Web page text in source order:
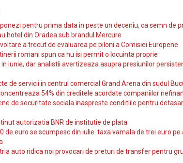
pentru prima data in peste un deceniu, ca semn de
hotel din Oradea sub brandul Mercure
a trecut de evaluarea pe piloni a Comisiei Europene
romani spun ca nu isi permit o locuinta proprie
in iunie, dar analistii avertizeaza asupra presiunilor
de servicii in centrul comercial Grand Arena din sudul
54% din creditele acordate companiilor
de securitate sociala inaspreste conditiile pentru
autorizatia BNR de institutie de plata
de euro se scumpesc din iulie: taxa vamala de trei euro pe
auto ridica noi provocari de preturi de transfer pentru